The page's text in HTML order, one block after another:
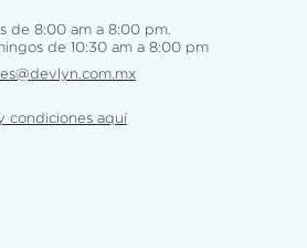
de 8:00 am a 8:00 pm.
de 10:30 am a 8:00 pm
condiciones aquí